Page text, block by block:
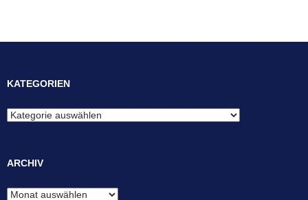
KATEGORIEN
Kategorien
ARCHIV
Archiv